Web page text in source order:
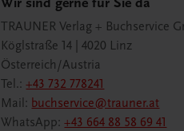
TRAUNER Verlag + Buchservice
Köglstraße 14 | 4020 Linz
Österreich/Austria
Tel.:+43 732 778241
Mail: buchservice@trauner.at
WhatsApp:+43 664 88 58 69 41